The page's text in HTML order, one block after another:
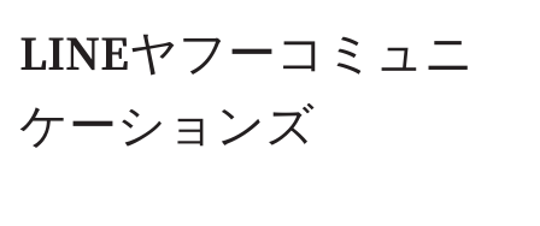
LINEヤフーコミュニ
ケーションズ